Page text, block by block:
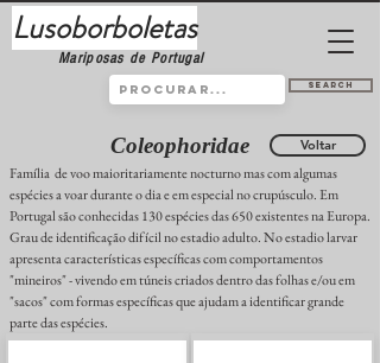
Lusoborboletas
Mariposas de Portugal
Search
Coleophoridae Voltar
Família de voo maioritariamente nocturno mas com algumas
espécies a voar durante o dia e em especial no crupúsculo. Em
Portugal são conhecidas 130 espécies das 650 existentes na Europa.
Grau de identificação difícil no estadio adulto. No estadio larvar
apresenta características específicas com comportamentos
"mineiros" - vivendo em túneis criados dentro das folhas e/ou em
"sacos" com formas específicas que ajudam a identificar grande
parte das espécies.